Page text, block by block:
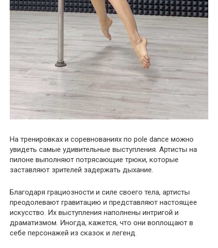
На тренировках и соревнованиях по pole dance можно
увидеть самые удивительные выступления. Артисты на
пилоне выполняют потрясающие трюки, которые
заставляют зрителей задержать дыхание.
Благодаря грациозности и силе своего тела, артисты
преодолевают гравитацию и представляют настоящее
искусство. Их выступления наполнены интригой и
драматизмом. Иногда, кажется, что они воплощают в
себе персонажей из сказок и легенд.